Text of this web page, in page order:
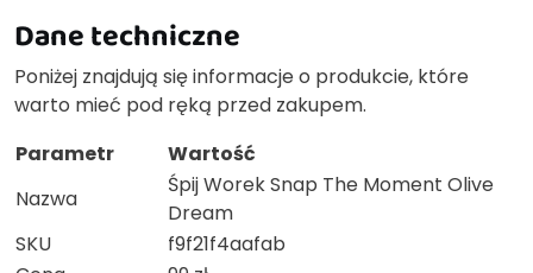
Dane techniczne
Poniżej znajdują się informacje o produkcie, które
warto mieć pod ręką przed zakupem.
Parametr
Wartość
Nazwa
Śpij Worek Snap The Moment Olive
Dream
SKU
f9f21f4aafab